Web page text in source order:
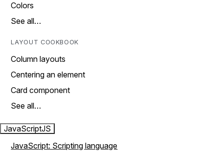
Colors
See all…
LAYOUT COOKBOOK
Column layouts
Centering an element
Card component
See all…
JavaScriptJS
JavaScript: Scripting language